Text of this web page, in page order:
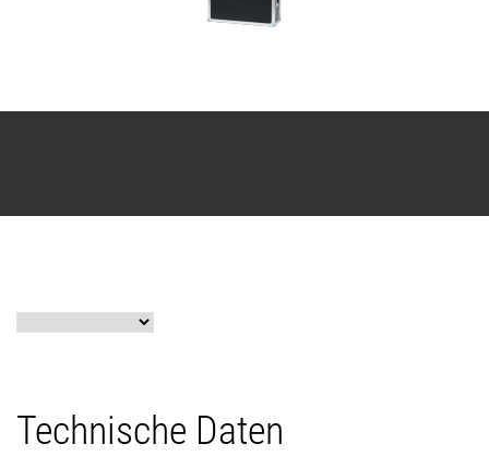
Technische Daten